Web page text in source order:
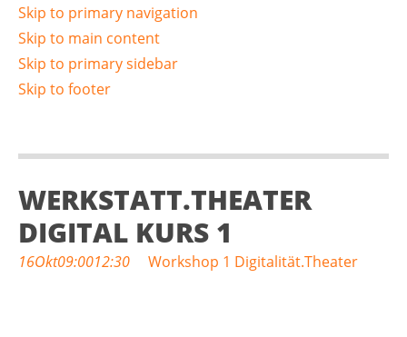
Skip to primary navigation
Skip to main content
Skip to primary sidebar
Skip to footer
WERKSTATT.THEATER
DIGITAL KURS 1
16Okt09:0012:30 Workshop 1 Digitalität.Theater